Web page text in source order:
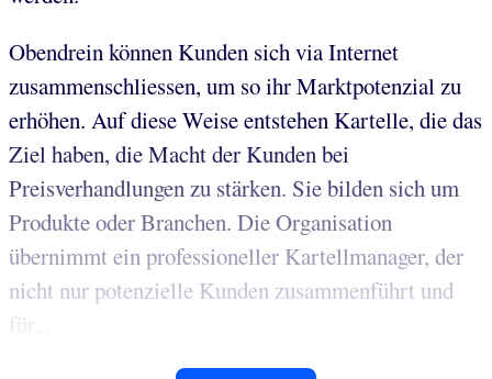
Obendrein können Kunden sich via Internet
zusammenschliessen, um so ihr Marktpotenzial zu
erhöhen. Auf diese Weise entstehen Kartelle, die das
Ziel haben, die Macht der Kunden bei
Preisverhandlungen zu stärken. Sie bilden sich um
Produkte oder Branchen. Die Organisation
übernimmt ein professioneller Kartellmanager, der
nicht nur potenzielle Kunden zusammenführt und
für...